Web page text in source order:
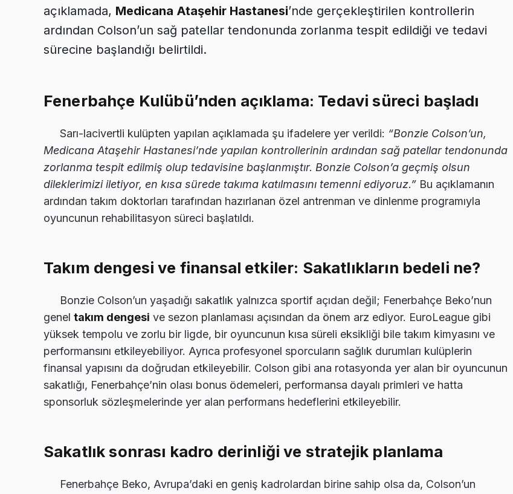
açıklamada, Medicana Ataşehir Hastanesi’nde gerçekleştirilen kontrollerin
ardından Colson’un sağ patellar tendonunda zorlanma tespit edildiği ve tedavi
sürecine başlandığı belirtildi.
Fenerbahçe Kulübü’nden açıklama: Tedavi süreci başladı
Sarı-lacivertli kulüpten yapılan açıklamada şu ifadelere yer verildi: “Bonzie Colson’un,
Medicana Ataşehir Hastanesi’nde yapılan kontrollerinin ardından sağ patellar tendonunda
zorlanma tespit edilmiş olup tedavisine başlanmıştır. Bonzie Colson’a geçmiş olsun
dileklerimizi iletiyor, en kısa sürede takıma katılmasını temenni ediyoruz.” Bu açıklamanın
ardından takım doktorları tarafından hazırlanan özel antrenman ve dinlenme programıyla
oyuncunun rehabilitasyon süreci başlatıldı.
Takım dengesi ve finansal etkiler: Sakatlıkların bedeli ne?
Bonzie Colson’un yaşadığı sakatlık yalnızca sportif açıdan değil; Fenerbahçe Beko’nun
genel takım dengesi ve sezon planlaması açısından da önem arz ediyor. EuroLeague gibi
yüksek tempolu ve zorlu bir ligde, bir oyuncunun kısa süreli eksikliği bile takım kimyasını ve
performansını etkileyebiliyor. Ayrıca profesyonel sporcuların sağlık durumları kulüplerin
finansal yapısını da doğrudan etkileyebilir. Colson gibi ana rotasyonda yer alan bir oyuncunun
sakatlığı, Fenerbahçe’nin olası bonus ödemeleri, performansa dayalı primleri ve hatta
sponsorluk sözleşmelerinde yer alan performans hedeflerini etkileyebilir.
Sakatlık sonrası kadro derinliği ve stratejik planlama
Fenerbahçe Beko, Avrupa’daki en geniş kadrolardan birine sahip olsa da, Colson’un